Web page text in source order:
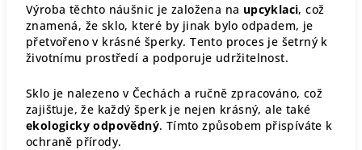
Výroba těchto náušnic je založena na upcyklaci, což
znamená, že sklo, které by jinak bylo odpadem, je
přetvořeno v krásné šperky. Tento proces je šetrný k
životnímu prostředí a podporuje udržitelnost.
Sklo je nalezeno v Čechách a ručně zpracováno, což
zajišťuje, že každý šperk je nejen krásný, ale také
ekologicky odpovědný. Tímto způsobem přispíváte k
ochraně přírody.